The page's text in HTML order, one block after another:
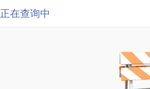
正在查询中